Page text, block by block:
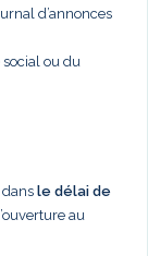
d’annonces
ou du
le délai de
au